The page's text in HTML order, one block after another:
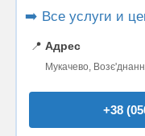
➡️ Все услуги и
📍 Адрес
Мукачево,
+38